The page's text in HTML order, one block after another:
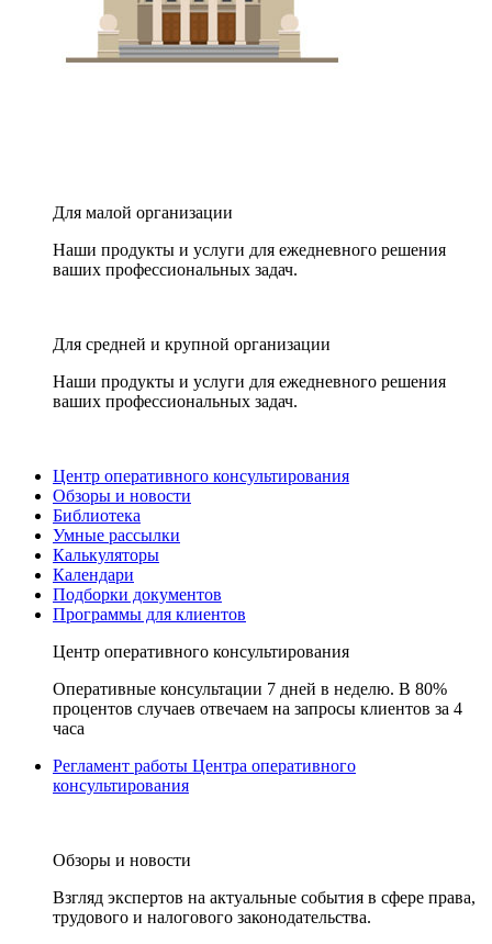
Для малой организации
Наши продукты и услуги для ежедневного решения
ваших профессиональных задач.
Для средней и крупной организации
Наши продукты и услуги для ежедневного решения
ваших профессиональных задач.
Центр оперативного консультирования
Обзоры и новости
Библиотека
Умные рассылки
Калькуляторы
Календари
Подборки документов
Программы для клиентов
Центр оперативного консультирования
Оперативные консультации 7 дней в неделю. В 80%
процентов случаев отвечаем на запросы клиентов за 4
часа
Регламент работы Центра оперативного
консультирования
Обзоры и новости
Взгляд экспертов на актуальные события в сфере права,
трудового и налогового законодательства.